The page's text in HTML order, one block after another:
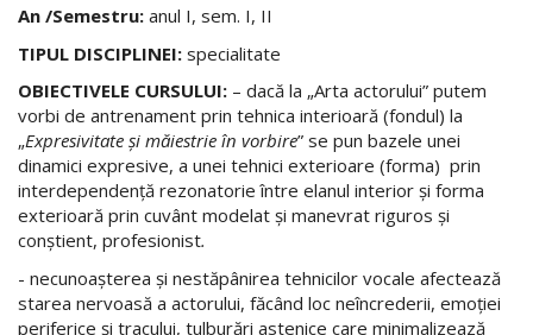
An /Semestru: anul I, sem. I, II
TIPUL DISCIPLINEI: specialitate
OBIECTIVELE CURSULUI: – dacă la „Arta actorului” putem
vorbi de antrenament prin tehnica interioară (fondul) la
„Expresivitate şi măiestrie în vorbire” se pun bazele unei
dinamici expresive, a unei tehnici exterioare (forma) prin
interdependenţă rezonatorie între elanul interior şi forma
exterioară prin cuvânt modelat şi manevrat riguros şi
conştient, profesionist.
- necunoașterea şi nestăpânirea tehnicilor vocale afectează
starea nervoasă a actorului, făcând loc neîncrederii, emoției
periferice şi tracului, tulburări astenice care minimalizează